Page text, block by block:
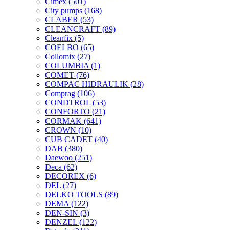
City pumps (168)
CLABER (53)
CLEANCRAFT (89)
Cleanfix (5)
COELBO (65)
Collomix (27)
COLUMBIA (1)
COMET (76)
COMPAC HIDRAULIK (28)
Comprag (106)
CONDTROL (53)
CONFORTO (21)
CORMAK (641)
CROWN (10)
CUB CADET (40)
DAB (380)
Daewoo (251)
Deca (62)
DECOREX (6)
DEL (27)
DELKO TOOLS (89)
DEMA (122)
DEN-SIN (3)
DENZEL (122)